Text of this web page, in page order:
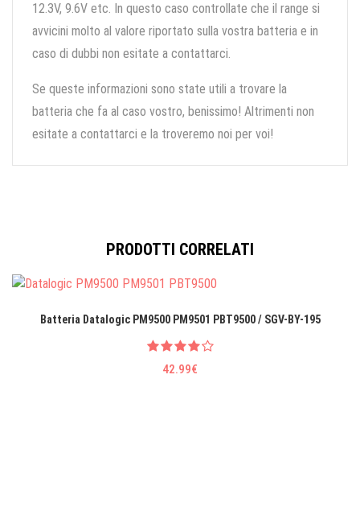
12.3V, 9.6V etc. In questo caso controllate che il range si
avvicini molto al valore riportato sulla vostra batteria e in
caso di dubbi non esitate a contattarci.
Se queste informazioni sono state utili a trovare la
batteria che fa al caso vostro, benissimo! Altrimenti non
esitate a contattarci e la troveremo noi per voi!
PRODOTTI CORRELATI
Batteria Datalogic PM9500 PM9501 PBT9500 / SGV-BY-195
42.99€